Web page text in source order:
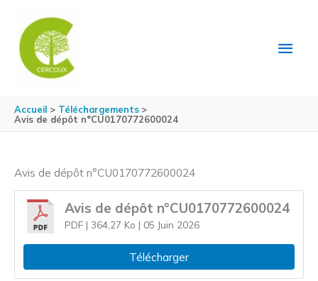
Accueil
Téléchargements
Avis de dépôt n°CU0170772600024
Avis de dépôt n°CU0170772600024
Avis de dépôt n°CU0170772600024
PDF| 364,27 Ko | 05 Juin 2026
Télécharger